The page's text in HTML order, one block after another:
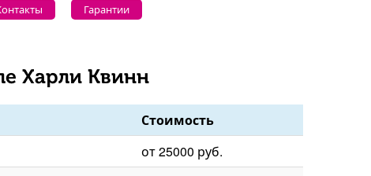
Гарантии
Харли Квинн
Стоимость
от 25000 руб.